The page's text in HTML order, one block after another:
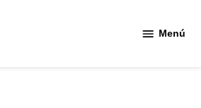
Menú